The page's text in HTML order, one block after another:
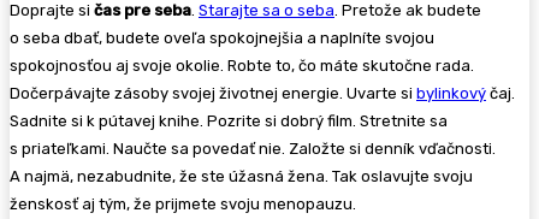
Doprajte si čas pre seba. Starajte sa o seba. Pretože ak budete
o seba dbať, budete oveľa spokojnejšia a naplníte svojou
spokojnosťou aj svoje okolie. Robte to, čo máte skutočne rada.
Dočerpávajte zásoby svojej životnej energie. Uvarte si bylinkový čaj.
Sadnite si k pútavej knihe. Pozrite si dobrý film. Stretnite sa
s priateľkami. Naučte sa povedať nie. Založte si denník vďačnosti.
A najmä, nezabudnite, že ste úžasná žena. Tak oslavujte svoju
ženskosť aj tým, že prijmete svoju menopauzu.